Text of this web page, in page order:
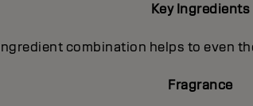
Key Ingredients
combination helps to even
Fragrance